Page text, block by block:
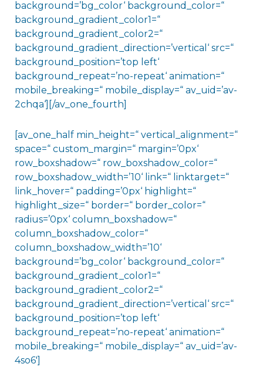
background=’bg_color‘ background_color=“
background_gradient_color1=“
background_gradient_color2=“
background_gradient_direction=’vertical‘ src=“
background_position=’top left‘
background_repeat=’no-repeat‘ animation=“
mobile_breaking=“ mobile_display=“ av_uid=’av-
2chqa‘][/av_one_fourth]
[av_one_half min_height=“ vertical_alignment=“
space=“ custom_margin=“ margin=’0px‘
row_boxshadow=“ row_boxshadow_color=“
row_boxshadow_width=’10‘ link=“ linktarget=“
link_hover=“ padding=’0px‘ highlight=“
highlight_size=“ border=“ border_color=“
radius=’0px‘ column_boxshadow=“
column_boxshadow_color=“
column_boxshadow_width=’10‘
background=’bg_color‘ background_color=“
background_gradient_color1=“
background_gradient_color2=“
background_gradient_direction=’vertical‘ src=“
background_position=’top left‘
background_repeat=’no-repeat‘ animation=“
mobile_breaking=“ mobile_display=“ av_uid=’av-
4so6′]